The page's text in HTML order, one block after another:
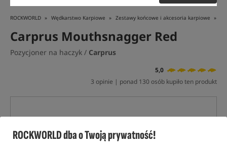
ROCKWORLD dba o Twoją prywatność!
ROCKWORLD Wędkarstwo Karpiowe Zestawy końcowe i akcesoria karpiowe
Carprus Mouthsnagger Red
Pozycjoner na haczyk / Carprus
5,0
3 opinie | ponad 130 osób kupiło ten produkt